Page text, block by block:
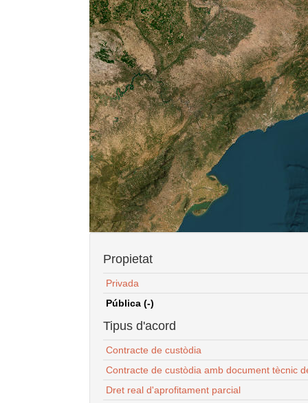
Propietat
Privada
Pública (-)
Tipus d'acord
Contracte de custòdia
Contracte de custòdia amb document tècnic
Dret real d'aprofitament parcial